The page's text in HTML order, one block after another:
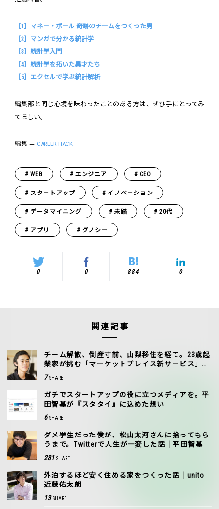
［1］マネー・ボール 奇跡のチームをつくった男
［2］マンガで分かる統計学
［3］統計学入門
［4］統計学を拓いた異才たち
［5］エクセルで学ぶ統計解析
編集部と同じ心境を味わったことのある方は、ぜひ手にとってみ
てほしい。
編集 ＝ CAREER HACK
WEB エンジニア CEO
スタートアップ イノベーション
データマイニング 未踏 20代
アプリ グノシー
0 0 884 0
関連記事
チーム解散、倒産寸前、山梨移住を経て。23歳起
業家が挑む「マーケットプレイス新サービス」で
のリベンジ
7 SHARE
ガチでスタートアップの役に立つメディアを。平
田智基が『スタタイ』に込めた想い
6 SHARE
ダメ学生だった僕が、松山太河さんに拾ってもら
うまで。Twitterで人生が一変した話｜平田智基
281 SHARE
外泊するほど安く住める家をつくった話｜unito
近藤佑太朗
13 SHARE